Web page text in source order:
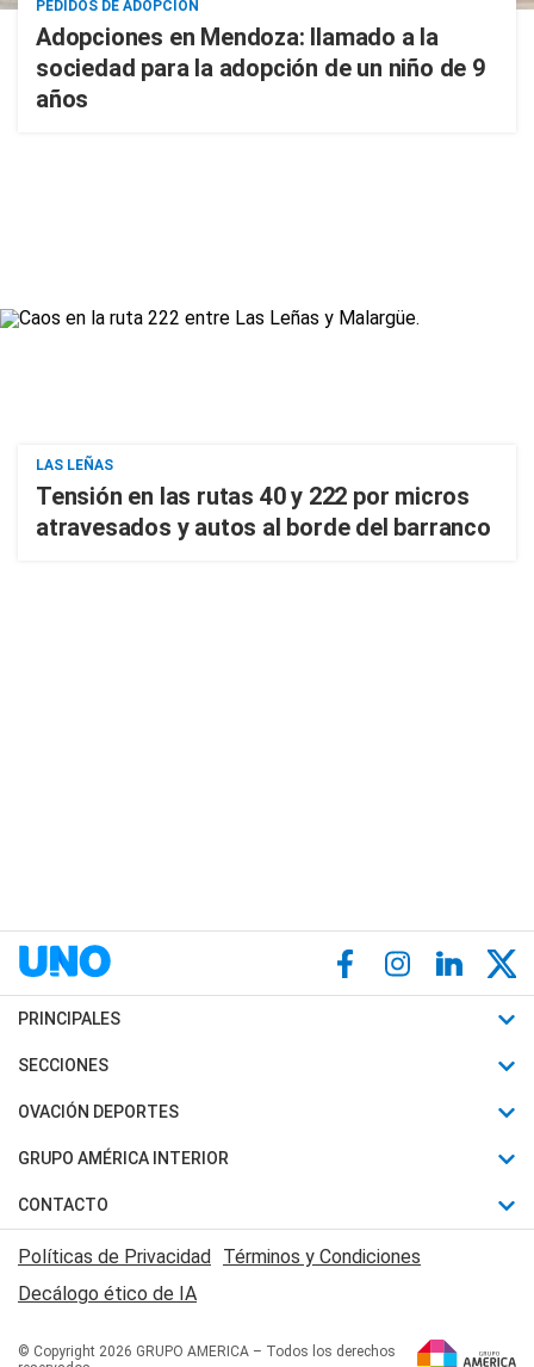
PEDIDOS DE ADOPCIÓN
Adopciones en Mendoza: llamado a la
sociedad para la adopción de un niño de 9
años
LAS LEÑAS
Tensión en las rutas 40 y 222 por micros
atravesados y autos al borde del barranco
PRINCIPALES
Últimas Noticias
Política
Judiciales
Economia
SECCIONES
Horóscopo
Motores
Trucos caseros
Series y Películas
Edictos y Solicitadas
OVACIÓN DEPORTES
Fútbol
Mundial
Automovilismo
Rugby
Básquet
GRUPO AMÉRICA INTERIOR
Canal 7 en Vivo
San Juan 8
CONTACTO
Acerca de Nosotros
Contactanos
Políticas de Privacidad Términos y Condiciones
Decálogo ético de IA
© Copyright 2026 GRUPO AMERICA – Todos los derechos